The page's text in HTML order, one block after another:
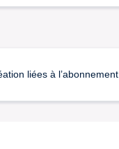
liées à l’abonnement